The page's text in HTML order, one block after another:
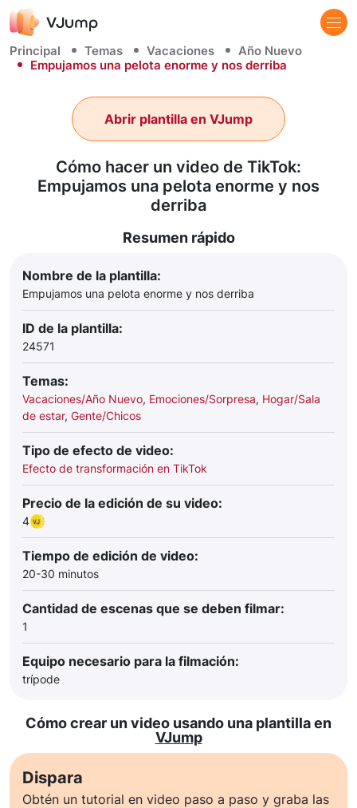
Principal Temas Vacaciones
Año Nuevo
Empujamos una pelota enorme y nos derriba
Cómo hacer un video de TikTok:
Empujamos una pelota enorme y nos
derriba
Abrir plantilla en VJump
Resumen rápido
Nombre de la plantilla:
Empujamos una pelota enorme y nos derriba
ID de la plantilla:
24571
Temas:
Vacaciones/Año Nuevo, Emociones/Sorpresa, Hogar/Sala
de estar, Gente/Chicos
Tipo de efecto de video:
Efecto de transformación en TikTok
Precio de la edición de su video:
4
Tiempo de edición de video:
20-30 minutos
Cantidad de escenas que se deben filmar:
1
Equipo necesario para la filmación:
trípode
Cómo crear un video usando una plantilla en
VJump
Dispara
Obtén un tutorial en video paso a paso y graba las